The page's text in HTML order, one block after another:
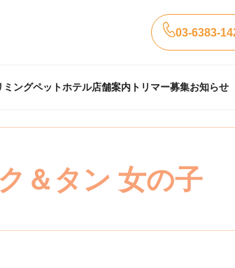
03-6383-
ミングペットホテル店舗案内 トリマー募集お知らせ
＆タン 女の子